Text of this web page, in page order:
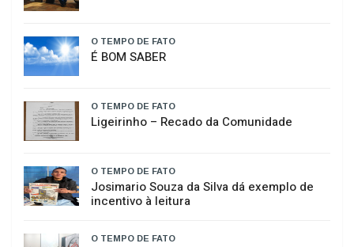
O TEMPO DE FATO
É BOM SABER
O TEMPO DE FATO
​Ligeirinho – Recado da Comunidade
O TEMPO DE FATO
Josimario Souza da Silva dá exemplo de
incentivo à leitura
O TEMPO DE FATO